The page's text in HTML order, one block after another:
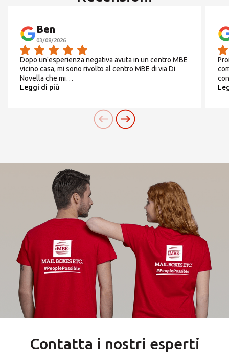
Ben
03/08/2026
Dopo un'esperienza negativa avuta in un centro MBE
vicino casa, mi sono rivolto al centro MBE di via Di
Novella che mi…
Leggi di più
Contatta i nostri esperti
Cerchi un'alternativa?
CERCA TRA GLI OLTRE 500 CENTRI IN
Siamoaperti in agosto
dal 01 al 31
Da
9:00 - 13:00 / 14:00 -
18:00
Sabato
CHIUSO